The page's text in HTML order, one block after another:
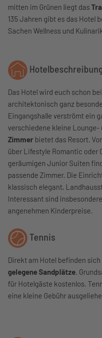
mitten im Grünen liegt das
135 Jahren gibt es das Hotel
Sachen Wellness und
Das Hotel wird euch schon
architektonisch ganz
Eingangshalle verströmt ein
verschiedene kleine Lounge-
Zimmer bietet das Resort.
über Lifestyle Romantic oder
geräumigen Junior Suiten
passende Zimmer. Die
klassisch elegant,
Interessant sind
angenehmen Kinderpreise.
Tennis
Direkt am Hotel befinden sich
gelegene Sandplätze.
für Hotelgäste kostenlos.
eine kleine Gebühr